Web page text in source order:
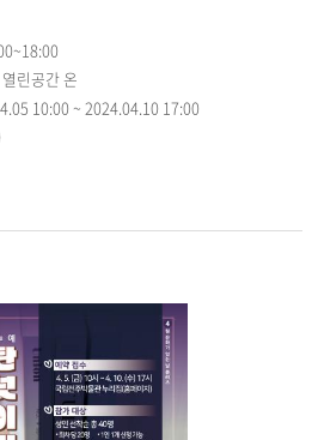
린공간 온
10:00 ~ 2024.04.10 17:00